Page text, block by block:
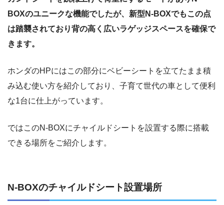
BOXのユニークな機能でしたが、新型N-BOXでもこの点
は踏襲されており背の高く広いラゲッジスペースを確保で
きます。
ホンダのHPにはこの部分にベビーシートを立てたまま積
み込む使い方を紹介しており、子育て世代の車として便利
な1台に仕上がっています。
ではこのN-BOXにチャイルドシートを設置する際に搭載
できる場所をご紹介します。
N-BOXのチャイルドシート設置場所